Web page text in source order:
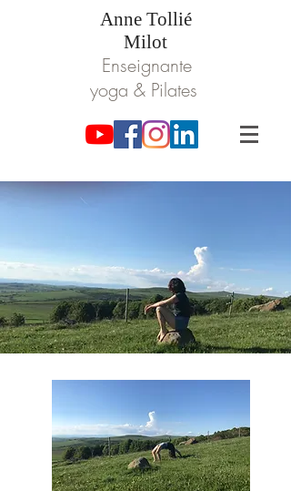
Anne Tollié
Milot
Enseignante
yoga & Pilates